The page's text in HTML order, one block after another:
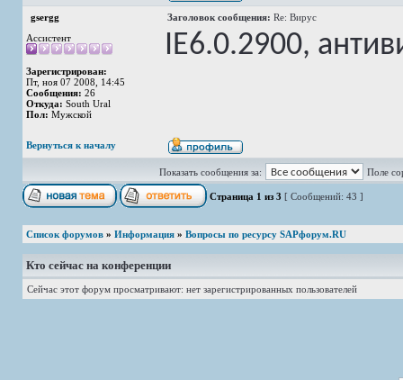
gsergg Заголовок сообщения: Re: Вирус
Ассистент
Зарегистрирован:
Пт, ноя 07 2008, 14:45
Сообщения: 26
Откуда: South Ural
Пол: Мужской
IE6.0.2900,
Вернуться к началу
Показать сообщения за: Поле
Страница 1 из 3 [ Сообщений: 43 ]
Список форумов » Информация » Вопросы по ресурсу SAPфорум.RU
Кто сейчас на конференции
Сейчас этот форум просматривают: нет зарегистрированных пользователей